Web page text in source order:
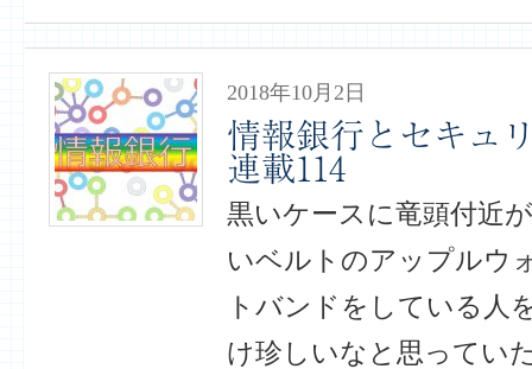
2018年10月2日
情報銀行とセキ
連載114
黒いケースに竜頭付近
いベルトのアップルウ
トバンドをしている人
け珍しいなと思ってい